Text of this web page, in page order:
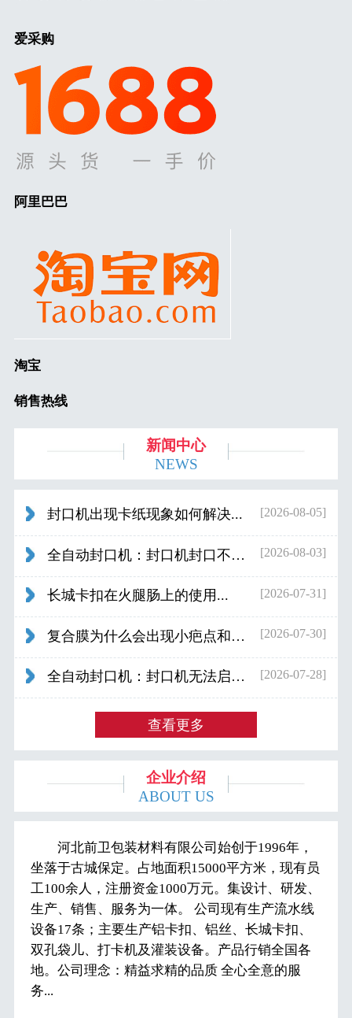
爱采购
阿里巴巴
淘宝
销售热线
新闻中心
NEWS
封口机出现卡纸现象如何解决... [2026-08-05]
全自动封口机：封口机封口不好应检查什... [2026-08-03]
长城卡扣在火腿肠上的使用... [2026-07-31]
复合膜为什么会出现小疤点和波浪纹... [2026-07-30]
全自动封口机：封口机无法启动怎么办... [2026-07-28]
查看更多
企业介绍
ABOUT US
河北前卫包装材料有限公司始创于1996年，
坐落于古城保定。占地面积15000平方米，现有员
工100余人，注册资金1000万元。集设计、研发、
生产、销售、服务为一体。 公司现有生产流水线
设备17条；主要生产铝卡扣、铝丝、长城卡扣、
双孔袋儿、打卡机及灌装设备。产品行销全国各
地。公司理念：精益求精的品质 全心全意的服
务...